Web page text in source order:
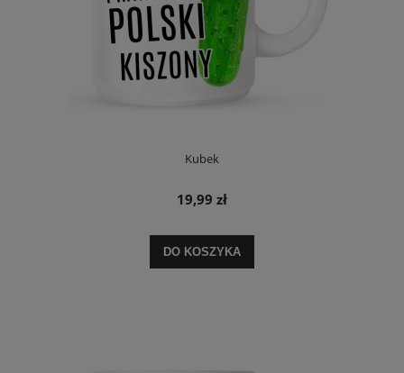
Kubek
19,99 zł
DO KOSZYKA